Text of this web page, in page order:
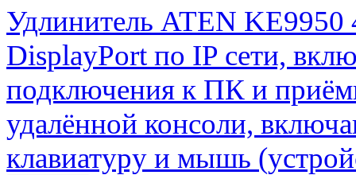
Удлинитель ATEN
DisplayPort по IP сети,
подключения к ПК и
удалённой консоли,
клавиатуру и мышь